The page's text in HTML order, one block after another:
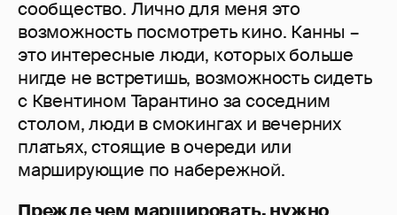
сообщество. Лично для меня это
возможность посмотреть кино. Канны –
это интересные люди, которых больше
нигде не встретишь, возможность сидеть
с Квентином Тарантино за соседним
столом, люди в смокингах и вечерних
платьях, стоящие в очереди или
марширующие по набережной.